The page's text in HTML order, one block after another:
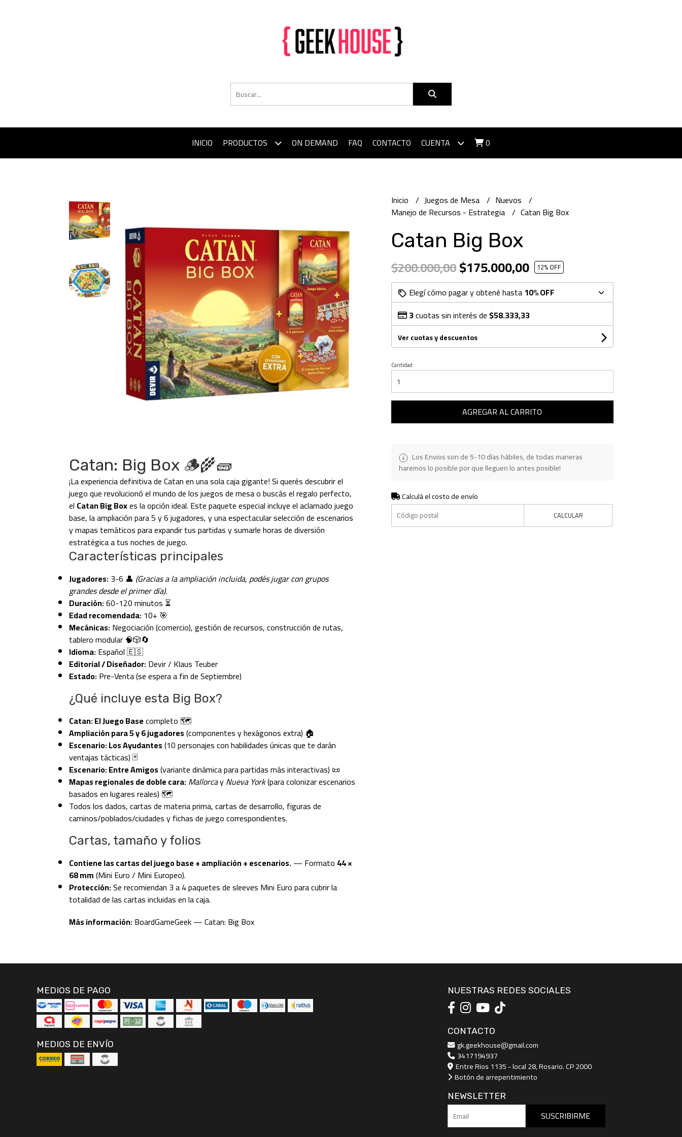
INICIO PRODUCTOS ON DEMAND FAQ CONTACTO CUENTA 0
Catan: Big Box 🪵🌾🧱
¡La experiencia definitiva de Catan en una sola caja gigante! Si querés descubrir el
juego que revolucionó el mundo de los juegos de mesa o buscás el regalo perfecto,
el Catan Big Boxes la opción ideal. Este paquete especial incluye el aclamado juego
base, la ampliación para 5 y 6 jugadores, y una espectacular selección de escenarios
y mapas temáticos para expandir tus partidas y sumarle horas de diversión
estratégica a tus noches de juego.
Características principales
Jugadores:3-6 👤 (Gracias a la ampliación incluida, podés jugar con grupos
grandes desde el primer día).
Duración:60-120 minutos ⏳
Edad recomendada:10+ 🎯
Mecánicas:Negociación (comercio), gestión de recursos, construcción de rutas,
tablero modular 🧠🎲🔄
Idioma:Español 🇪🇸
Editorial / Diseñador:Devir / Klaus Teuber
Estado:Pre-Venta (se espera a fin de Septiembre)
¿Qué incluye esta Big Box?
Catan: El Juego Basecompleto 🗺️
Ampliación para 5 y 6 jugadores(componentes y hexágonos extra) 🏠
Escenario: Los Ayudantes(10 personajes con habilidades únicas que te darán
ventajas tácticas) 🃏
Escenario: Entre Amigos(variante dinámica para partidas más interactivas) 📜
Mapas regionales de doble cara:MallorcayNueva York(para colonizar escenarios
basados en lugares reales) 🗺️
Todos los dados, cartas de materia prima, cartas de desarrollo, figuras de
caminos/poblados/ciudades y fichas de juego correspondientes.
Cartas, tamaño y folios
Contiene las cartas del juego base + ampliación + escenarios.— Formato 44 ×
68 mm(Mini Euro / Mini Europeo).
Protección:Se recomiendan 3 a 4 paquetes de sleeves Mini Euro para cubrir la
totalidad de las cartas incluidas en la caja.
Más información:BoardGameGeek — Catan: Big Box
Inicio Juegos de Mesa
Nuevos
Manejo de Recursos - Estrategia
Catan Big Box
Catan Big Box
$200.000,00$175.000,00 12% OFF
Elegí cómo pagar y obtené hasta 10% OFF
3cuotas sin interés de$58.333,33
Ver cuotas y descuentos
Cantidad
AGREGAR AL CARRITO
Los Envios son de 5-10 días hábiles, de todas maneras
haremos lo posible por que lleguen lo antes posible!
Calculá el costo de envío
CALCULAR
MEDIOS DE PAGO
MEDIOS DE ENVÍO
NUESTRAS REDES SOCIALES
CONTACTO
gk.geekhouse@gmail.com
3417194937
Entre Rios 1135 - local 28, Rosario. CP 2000
Botón de arrepentimiento
NEWSLETTER
SUSCRIBIRME